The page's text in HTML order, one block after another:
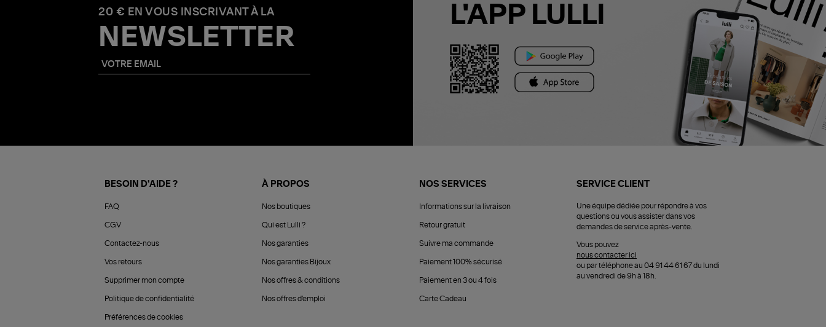
20 € EN VOUS INSCRIVANT À LA
NEWSLETTER
L'APP LULLI
BESOIN D'AIDE ?
FAQ
CGV
Contactez-nous
Vos retours
Supprimer mon compte
Politique de confidentialité
Préférences de cookies
À PROPOS
Nos boutiques
Qui est Lulli ?
Nos garanties
Nos garanties Bijoux
Nos offres & conditions
Nos offres d'emploi
NOS SERVICES
Informations sur la livraison
Retour gratuit
Suivre ma commande
Paiement 100% sécurisé
Paiement en 3 ou 4 fois
Carte Cadeau
SERVICE CLIENT
Une équipe dédiée pour répondre à vos
questions ou vous assister dans vos
demandes de service après-vente.
Vous pouvez
nous contacter ici
ou par téléphone au 04 91 44 61 67 du lundi
au vendredi de 9h à 18h.